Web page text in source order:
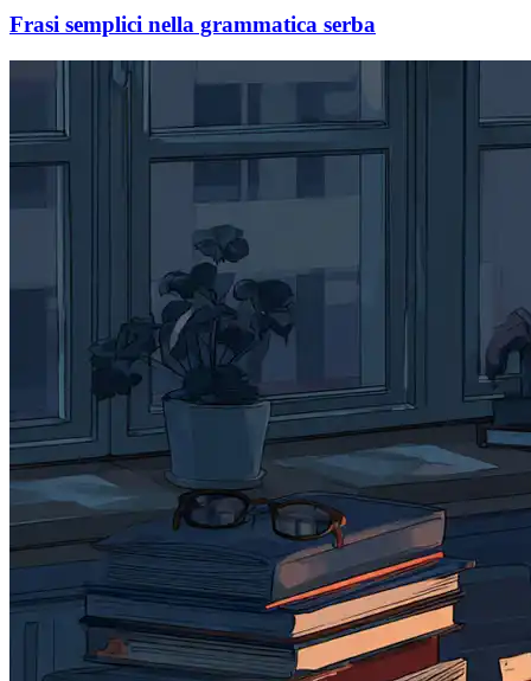
Frasi semplici nella grammatica serba